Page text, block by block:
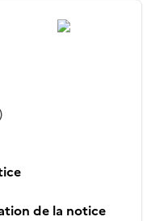
de la notice